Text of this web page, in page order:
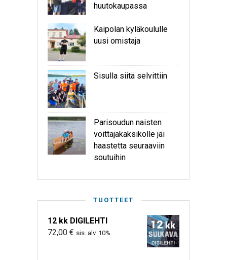
huutokaupassa
Kaipolan kyläkoululle
uusi omistaja
Sisulla siitä selvittiin
Parisoudun naisten
voittajakaksikolle jäi
haastetta seuraaviin
soutuihin
TUOTTEET
12 kk DIGILEHTI
72,00 € sis. alv. 10%